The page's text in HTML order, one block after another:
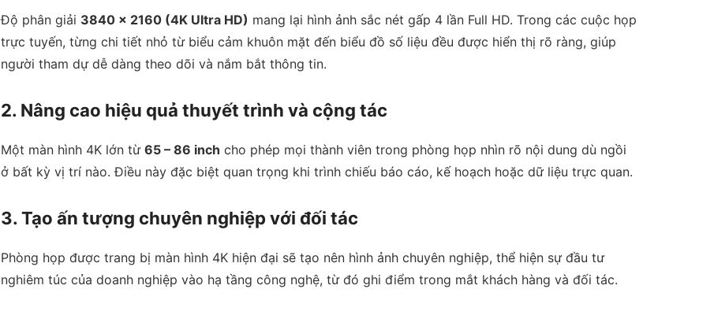
Độ phân giải 3840 x 2160 (4K Ultra HD) mang lại hình ảnh sắc nét gấp 4 lần Full HD. Trong các cuộc họp
trực tuyến, từng chi tiết nhỏ từ biểu cảm khuôn mặt đến biểu đồ số liệu đều được hiển thị rõ ràng, giúp
người tham dự dễ dàng theo dõi và nắm bắt thông tin.
2. Nâng cao hiệu quả thuyết trình và cộng tác
Một màn hình 4K lớn từ 65 – 86 inch cho phép mọi thành viên trong phòng họp nhìn rõ nội dung dù ngồi
ở bất kỳ vị trí nào. Điều này đặc biệt quan trọng khi trình chiếu báo cáo, kế hoạch hoặc dữ liệu trực quan.
3. Tạo ấn tượng chuyên nghiệp với đối tác
Phòng họp được trang bị màn hình 4K hiện đại sẽ tạo nên hình ảnh chuyên nghiệp, thể hiện sự đầu tư
nghiêm túc của doanh nghiệp vào hạ tầng công nghệ, từ đó ghi điểm trong mắt khách hàng và đối tác.